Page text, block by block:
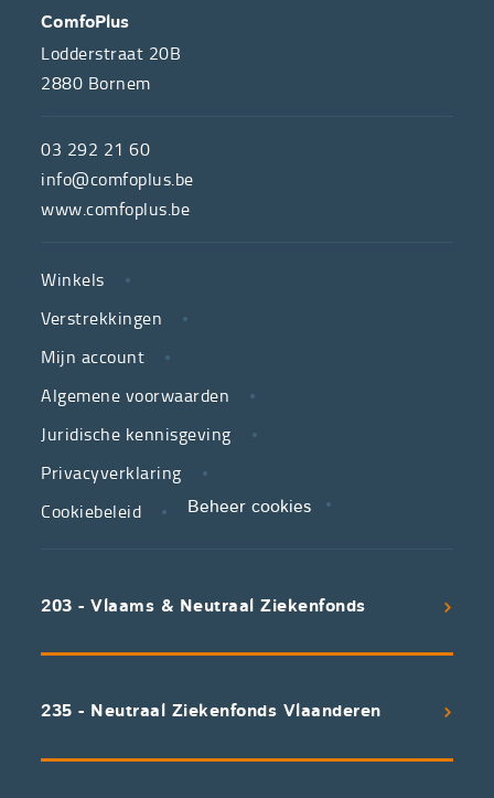
OVER
ONS
de
hulpmiddelenwinkel
van
neutrale
ziekenfondsen,
is
partner
in
zorg.
We
voorwaarden
uitstekend
waarvan
CONTACT
ComfoPlus
Lodderstraat 20B
2880 Bornem
03 292 21 60
info@comfoplus.be
www.comfoplus.be
LINKS
Winkels
Verstrekkingen
Mijn account
Algemene voorwaarden
Juridische kennisgeving
Privacyverklaring
Cookiebeleid
Beheer cookies
203 - Vlaams & Neutraal Ziekenfonds
235 - Neutraal Ziekenfonds Vlaanderen